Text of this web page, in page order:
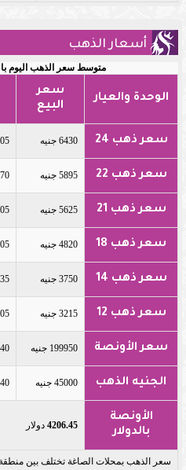
أسعار الذهب
متوسط سعر الذهب اليوم
الوحدة والعيار
سعر
البيع
سعر ذهب 24 6430 جنيه
سعر ذهب 22 5895 جنيه
سعر ذهب 21 5625 جنيه
سعر ذهب 18 4820 جنيه
سعر ذهب 14 3750 جنيه
سعر ذهب 12 3215 جنيه
سعر الأونصة 199950 جنيه
الجنيه الذهب 45000 جنيه
الأونصة
بالدولار
4206.45 دولار
سعر الذهب بمحلات الصاغة تختلف بين